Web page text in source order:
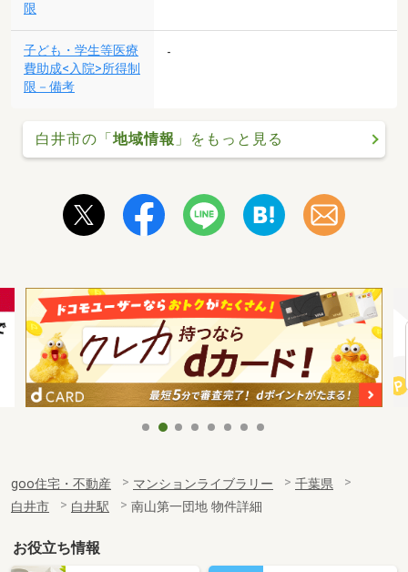
限
子ども・学生等医療
費助成<入院>所得制
限－備考
-
白井市の「地域情報 」をもっと見る
goo住宅・不動産 マンションライブラリー
千葉県
白井市
白井駅 南山第一団地 物件詳細
お役立ち情報